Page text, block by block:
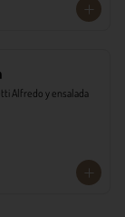
Alfredo y ensalada